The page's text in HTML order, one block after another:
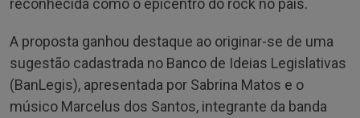
reconhecida como o epicentro do rock no país.
A proposta ganhou destaque ao originar-se de uma
sugestão cadastrada no Banco de Ideias Legislativas
(BanLegis), apresentada por Sabrina Matos e o
músico Marcelus dos Santos, integrante da banda